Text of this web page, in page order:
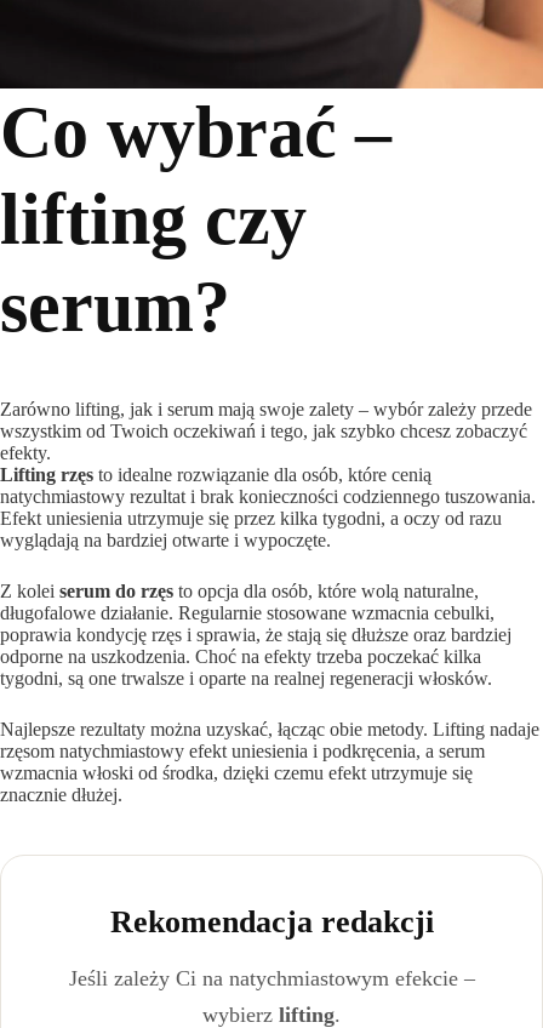
Co wybrać –
lifting czy
serum?
Zarówno lifting, jak i serum mają swoje zalety – wybór zależy przede
wszystkim od Twoich oczekiwań i tego, jak szybko chcesz zobaczyć
efekty.
Lifting rzęs to idealne rozwiązanie dla osób, które cenią
natychmiastowy rezultat i brak konieczności codziennego tuszowania.
Efekt uniesienia utrzymuje się przez kilka tygodni, a oczy od razu
wyglądają na bardziej otwarte i wypoczęte.
Z kolei serum do rzęs to opcja dla osób, które wolą naturalne,
długofalowe działanie. Regularnie stosowane wzmacnia cebulki,
poprawia kondycję rzęs i sprawia, że stają się dłuższe oraz bardziej
odporne na uszkodzenia. Choć na efekty trzeba poczekać kilka
tygodni, są one trwalsze i oparte na realnej regeneracji włosków.
Najlepsze rezultaty można uzyskać, łącząc obie metody. Lifting nadaje
rzęsom natychmiastowy efekt uniesienia i podkręcenia, a serum
wzmacnia włoski od środka, dzięki czemu efekt utrzymuje się
znacznie dłużej.
Rekomendacja redakcji
Jeśli zależy Ci na natychmiastowym efekcie –
wybierz lifting.